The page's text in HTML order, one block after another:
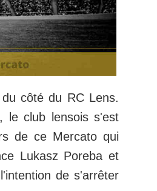
côté du RC Lens.
le club lensois s'est
de ce Mercato qui
Lukasz Poreba et
de s'arrêter